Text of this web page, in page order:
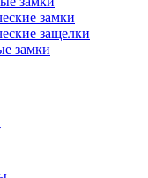
замки
защелки
замки